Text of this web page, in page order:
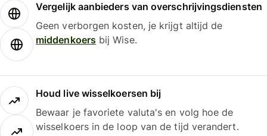
Vergelijk aanbieders van overschrijvingsdiensten
Geen verborgen kosten, je krijgt altijd de
middenkoersbij Wise.
Houd live wisselkoersen bij
Bewaar je favoriete valuta's en volg hoe de
wisselkoers in de loop van de tijd verandert.